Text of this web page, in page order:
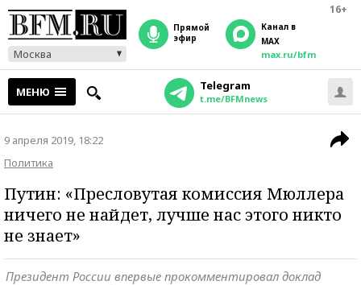
16+
Москва
прямой
эфир
Канал в
MAX
max.ru/bfm
МЕНЮ Telegram
t.me/BFMnews
9 апреля 2019, 18:22
Политика
Путин: «Пресловутая комиссия Мюллера
ничего не найдет, лучше нас этого никто
не знает»
Президент России впервые прокомментировал доклад